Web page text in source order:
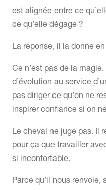
est alignée entre ce
ce qu’elle dégage ?
La réponse, il la donne
Ce n’est pas de la
d’évolution au service
pas diriger ce qu’on ne
inspirer confiance si on
Le cheval ne juge pas. Il
pour ça que travailler
si inconfortable.
Parce qu’il nous renvoie,